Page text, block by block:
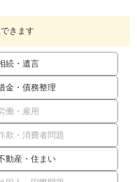
きます
続・遺言
金・債務整理
働・雇用
欺・消費者問題
動産・住まい